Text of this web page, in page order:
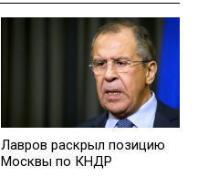
Лавров раскрыл позицию
Москвы по КНДР